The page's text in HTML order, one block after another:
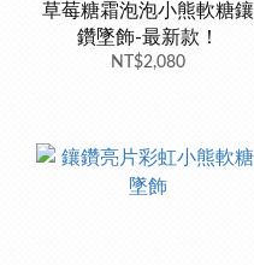
草莓糖霜泡泡小熊軟糖鑲
鑽墜飾-最新款！
NT$2,080